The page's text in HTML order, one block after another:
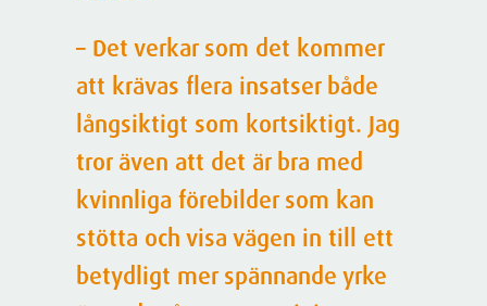
– Det verkar som det kommer
att krävas flera insatser både
långsiktigt som kortsiktigt. Jag
tror även att det är bra med
kvinnliga förebilder som kan
stötta och visa vägen in till ett
betydligt mer spännande yrke